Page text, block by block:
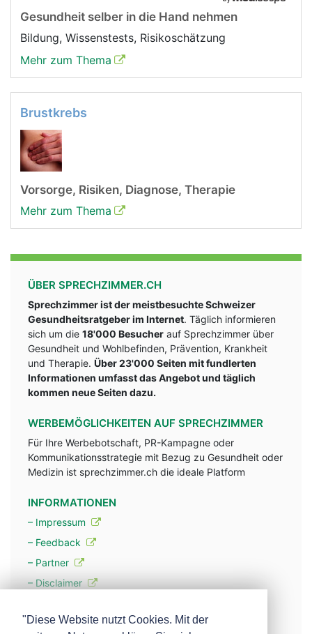
Gesundheit selber in die Hand nehmen
Bildung, Wissenstests, Risikoschätzung
Mehr zum Thema
Brustkrebs
Vorsorge, Risiken, Diagnose, Therapie
Mehr zum Thema
ÜBER SPRECHZIMMER.CH
Sprechzimmer ist der meistbesuchte Schweizer
Gesundheitsratgeber im Internet. Täglich informieren
sich um die 18'000 Besucher auf Sprechzimmer über
Gesundheit und Wohlbefinden, Prävention, Krankheit
und Therapie. Über 23'000 Seiten mit fundlerten
Informationen umfasst das Angebot und täglich
kommen neue Seiten dazu.
WERBEMÖGLICHKEITEN AUF SPRECHZIMMER
Für Ihre Werbebotschaft, PR-Kampagne oder
Kommunikationsstrategie mit Bezug zu Gesundheit oder
Medizin ist sprechzimmer.ch die ideale Platform
INFORMATIONEN
– Impressum
– Feedback
– Partner
– Disclaimer
"Diese Website nutzt Cookies. Mit der